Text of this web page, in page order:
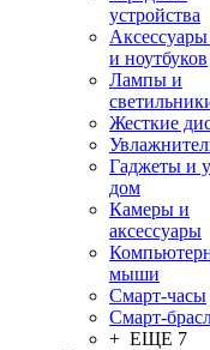
устройства
и ноутбуков
Лампы и
Жесткие
Гаджеты и
дом
Камеры и
аксессуары
мыши
Смарт-часы
Смарт-
+ ЕЩЕ 7